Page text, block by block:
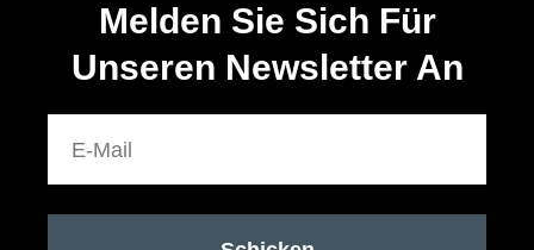
Melden Sie Sich Für
Unseren Newsletter An